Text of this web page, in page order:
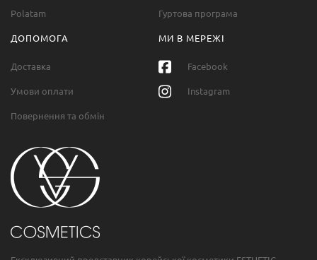
Polatam Гуртова програма
ДОПОМОГА
Доставка
Умови оплати
Повернення та обмін
МИ В МЕРЕЖІ
Facebook
Instagram